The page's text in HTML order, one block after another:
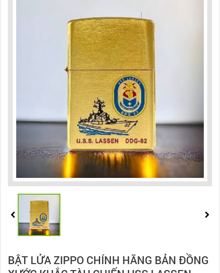
BẬT LỬA ZIPPO CHÍNH HÃNG BẢN ĐỒNG